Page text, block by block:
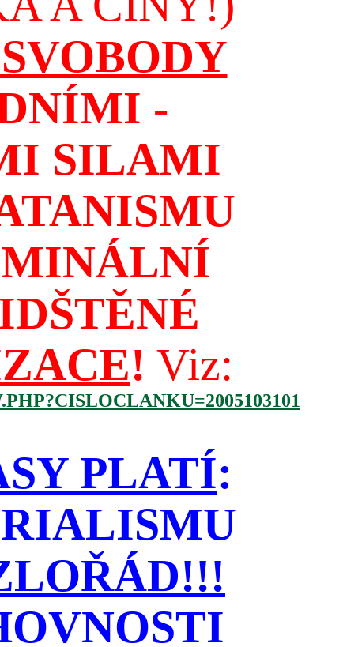
-
SILAMI
! Viz:
PLATÍ: